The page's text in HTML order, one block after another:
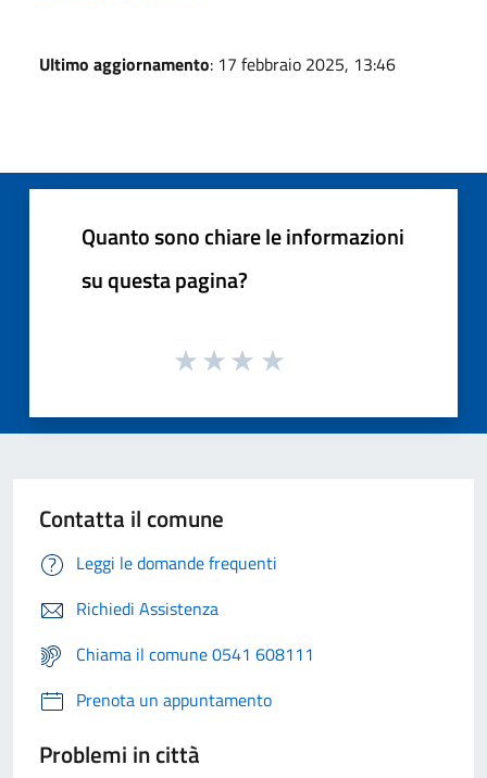
Ultimo aggiornamento: 17 febbraio 2025, 13:46
Quanto sono chiare le informazioni
su questa pagina?
Contatta il comune
Leggi le domande frequenti
Richiedi Assistenza
Chiama il comune 0541 608111
Prenota un appuntamento
Problemi in città